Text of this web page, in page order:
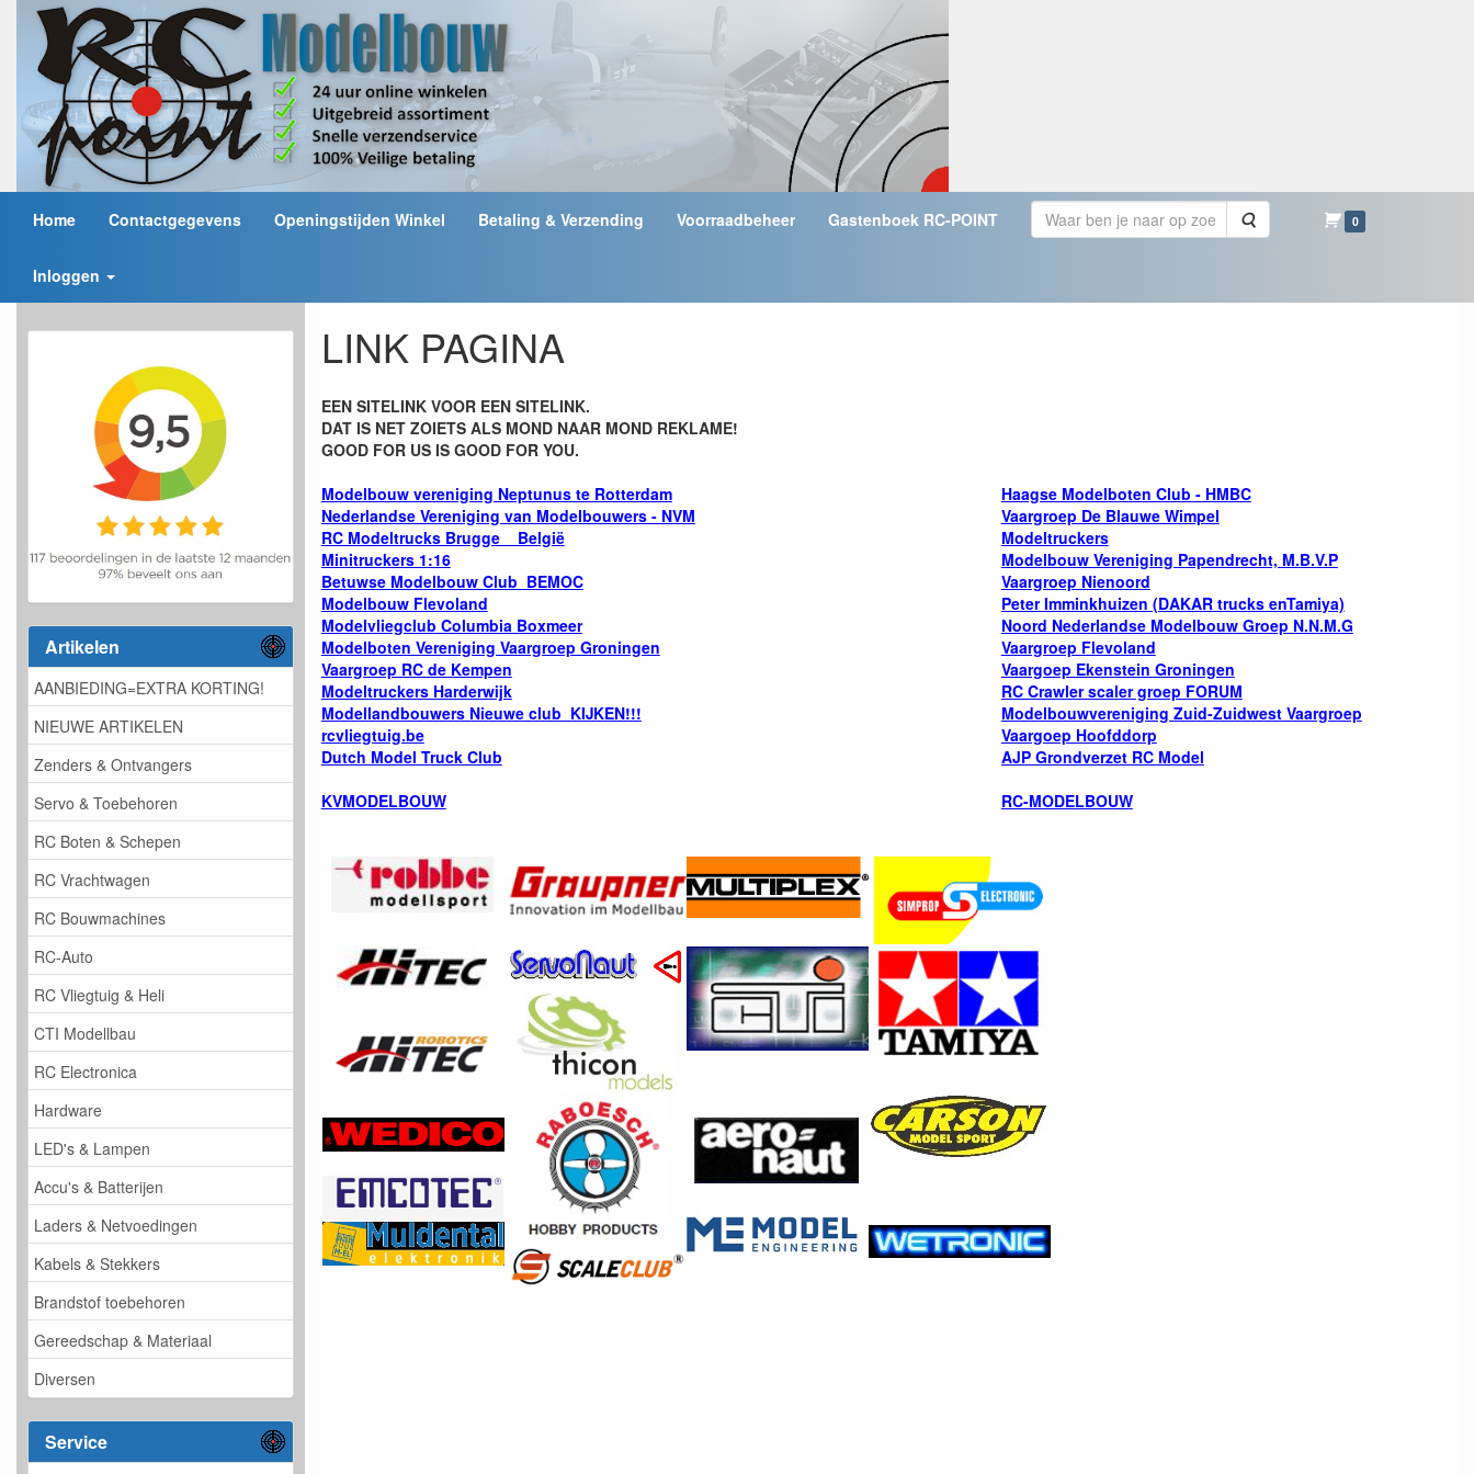
Home Contactgegevens Openingstijden Winkel Betaling & Verzending Voorraadbeheer Gastenboek RC-POINT Zoeken 0
Inloggen
Artikelen
AANBIEDING=EXTRA KORTING!
NIEUWE ARTIKELEN
Zenders & Ontvangers
Servo & Toebehoren
RC Boten & Schepen
RC Vrachtwagen
RC Bouwmachines
RC-Auto
RC Vliegtuig & Heli
CTI Modellbau
RC Electronica
Hardware
LED's & Lampen
Accu's & Batterijen
Laders & Netvoedingen
Kabels & Stekkers
Brandstof toebehoren
Gereedschap & Materiaal
Diversen
Service
LINK PAGINA
EEN SITELINK VOOR EEN SITELINK.
DAT IS NET ZOIETS ALS MOND NAAR MOND REKLAME!
GOOD FOR US IS GOOD FOR YOU.
Modelbouw vereniging Neptunus te Rotterdam
Haagse Modelboten Club - HMBC
Nederlandse Vereniging van Modelbouwers - NVM
Vaargroep De Blauwe Wimpel
RC Modeltrucks Brugge België
Modeltruckers
Minitruckers 1:16
Modelbouw Vereniging Papendrecht, M.B.V.P
Betuwse Modelbouw Club BEMOC
Vaargroep Nienoord
Modelbouw Flevoland
Peter Imminkhuizen (DAKAR trucks enTamiya)
Modelvliegclub Columbia Boxmeer
Noord Nederlandse Modelbouw Groep N.N.M.G
Modelboten Vereniging Vaargroep Groningen
Vaargroep Flevoland
Vaargroep RC de Kempen
Vaargoep Ekenstein Groningen
Modeltruckers Harderwijk
RC Crawler scaler groep FORUM
Modellandbouwers Nieuwe club KIJKEN!!!
Modelbouwvereniging Zuid-Zuidwest Vaargroep
rcvliegtuig.be
Vaargoep Hoofddorp
Dutch Model Truck Club
KVMODELBOUW
AJP Grondverzet RC Model
RC-MODELBOUW